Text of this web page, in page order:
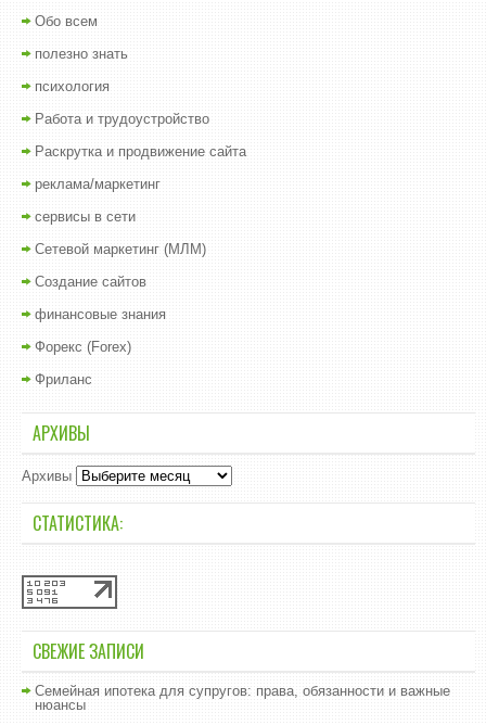
Обо всем
полезно знать
психология
Работа и трудоустройство
Раскрутка и продвижение сайта
реклама/маркетинг
сервисы в сети
Сетевой маркетинг (МЛМ)
Создание сайтов
финансовые знания
Форекс (Forex)
Фриланс
АРХИВЫ
Архивы
СТАТИСТИКА:
СВЕЖИЕ ЗАПИСИ
Семейная ипотека для супругов: права, обязанности и важные
нюансы